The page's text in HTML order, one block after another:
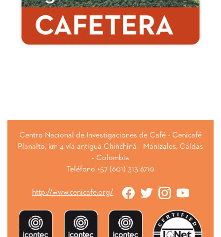
Centro Nacional de Investigaciones de Café - Cenicafé
Planalto, km 4 vía antigua Chinchiná - Manizales, Caldas
- Colombia
Teléfono +57 (601) 313 6710
http://www.cenicafe.org/